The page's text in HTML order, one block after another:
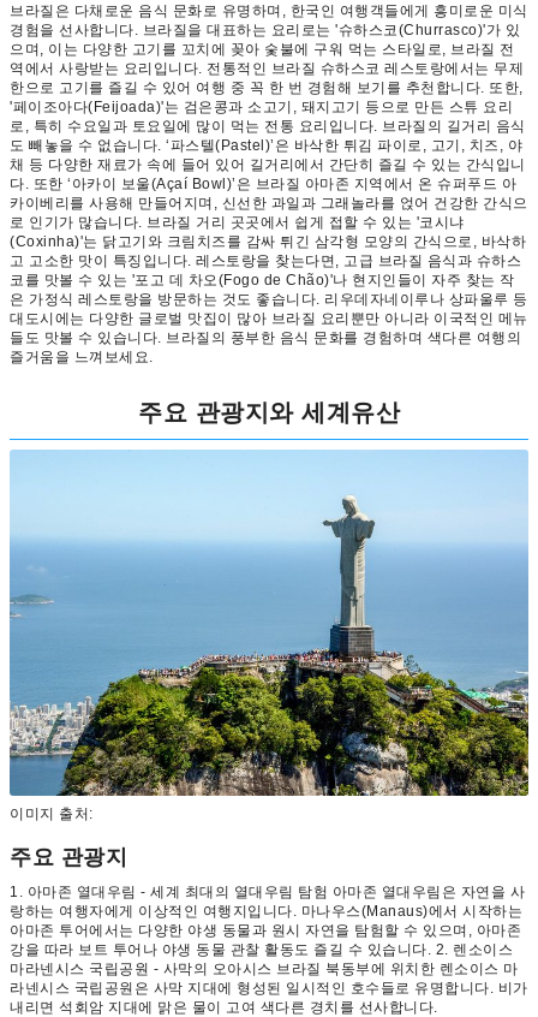
브라질은 다채로운 음식 문화로 유명하며, 한국인 여행객들에게 흥미로운 미식
경험을 선사합니다. 브라질을 대표하는 요리로는 '슈하스코(Churrasco)'가 있
으며, 이는 다양한 고기를 꼬치에 꽂아 숯불에 구워 먹는 스타일로, 브라질 전
역에서 사랑받는 요리입니다. 전통적인 브라질 슈하스코 레스토랑에서는 무제
한으로 고기를 즐길 수 있어 여행 중 꼭 한 번 경험해 보기를 추천합니다. 또한,
'페이조아다(Feijoada)'는 검은콩과 소고기, 돼지고기 등으로 만든 스튜 요리
로, 특히 수요일과 토요일에 많이 먹는 전통 요리입니다. 브라질의 길거리 음식
도 빼놓을 수 없습니다. ‘파스텔(Pastel)’은 바삭한 튀김 파이로, 고기, 치즈, 야
채 등 다양한 재료가 속에 들어 있어 길거리에서 간단히 즐길 수 있는 간식입니
다. 또한 ‘아카이 보울(Açaí Bowl)’은 브라질 아마존 지역에서 온 슈퍼푸드 아
카이베리를 사용해 만들어지며, 신선한 과일과 그래놀라를 얹어 건강한 간식으
로 인기가 많습니다. 브라질 거리 곳곳에서 쉽게 접할 수 있는 '코시냐
(Coxinha)'는 닭고기와 크림치즈를 감싸 튀긴 삼각형 모양의 간식으로, 바삭하
고 고소한 맛이 특징입니다. 레스토랑을 찾는다면, 고급 브라질 음식과 슈하스
코를 맛볼 수 있는 '포고 데 차오(Fogo de Chão)'나 현지인들이 자주 찾는 작
은 가정식 레스토랑을 방문하는 것도 좋습니다. 리우데자네이루나 상파울루 등
대도시에는 다양한 글로벌 맛집이 많아 브라질 요리뿐만 아니라 이국적인 메뉴
들도 맛볼 수 있습니다. 브라질의 풍부한 음식 문화를 경험하며 색다른 여행의
즐거움을 느껴보세요.
주요 관광지와 세계유산
이미지 출처:
주요 관광지
1. 아마존 열대우림 - 세계 최대의 열대우림 탐험 아마존 열대우림은 자연을 사
랑하는 여행자에게 이상적인 여행지입니다. 마나우스(Manaus)에서 시작하는
아마존 투어에서는 다양한 야생 동물과 원시 자연을 탐험할 수 있으며, 아마존
강을 따라 보트 투어나 야생 동물 관찰 활동도 즐길 수 있습니다. 2. 렌소이스
마라넨시스 국립공원 - 사막의 오아시스 브라질 북동부에 위치한 렌소이스 마
라넨시스 국립공원은 사막 지대에 형성된 일시적인 호수들로 유명합니다. 비가
내리면 석회암 지대에 맑은 물이 고여 색다른 경치를 선사합니다.